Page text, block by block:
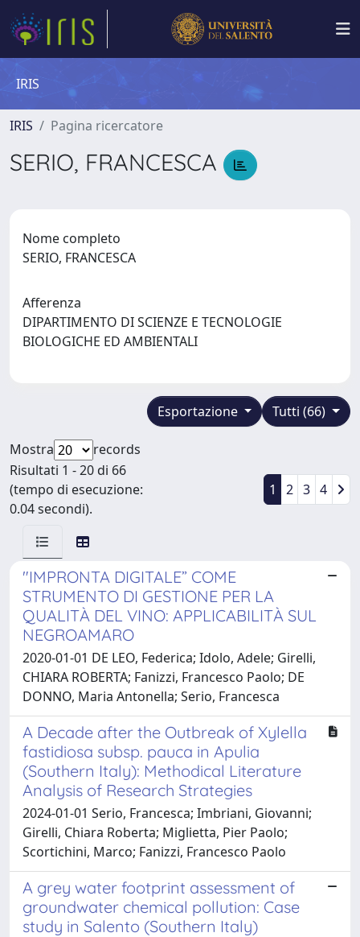
IRIS
IRIS Pagina ricercatore
SERIO, FRANCESCA
Nome completo
SERIO, FRANCESCA
Afferenza
DIPARTIMENTO DI SCIENZE E TECNOLOGIE
BIOLOGICHE ED AMBIENTALI
Tutti (66)
Esportazione
Mostra
records
Risultati 1 - 20 di 66
(tempo di esecuzione:
0.04 secondi).
1 2 3 4
"IMPRONTA DIGITALE” COME
STRUMENTO DI GESTIONE PER LA
QUALITÀ DEL VINO: APPLICABILITÀ SUL
NEGROAMARO
2020-01-01 DE LEO, Federica; Idolo, Adele; Girelli,
CHIARA ROBERTA; Fanizzi, Francesco Paolo; DE
DONNO, Maria Antonella; Serio, Francesca
A Decade after the Outbreak of Xylella
fastidiosa subsp. pauca in Apulia
(Southern Italy): Methodical Literature
Analysis of Research Strategies
2024-01-01 Serio, Francesca; Imbriani, Giovanni;
Girelli, Chiara Roberta; Miglietta, Pier Paolo;
Scortichini, Marco; Fanizzi, Francesco Paolo
A grey water footprint assessment of
groundwater chemical pollution: Case
study in Salento (Southern Italy)